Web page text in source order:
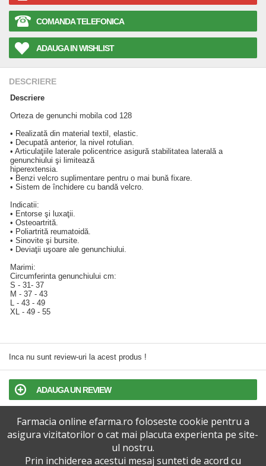
COMANDA TELEFONICA
ADAUGA IN WISHLIST
DESCRIERE
Descriere
Orteza de genunchi mobila cod 128
• Realizată din material textil, elastic.
• Decupată anterior, la nivel rotulian.
• Articulaţiile laterale policentrice asigură stabilitatea laterală a
genunchiului şi limitează
hiperextensia.
• Benzi velcro suplimentare pentru o mai bună fixare.
• Sistem de închidere cu bandă velcro.
Indicatii:
• Entorse şi luxaţii.
• Osteoartrită.
• Poliartrită reumatoidă.
• Sinovite şi bursite.
• Deviaţii uşoare ale genunchiului.
Marimi:
Circumferinta genunchiului cm:
S - 31- 37
M - 37 - 43
L - 43 - 49
XL - 49 - 55
Inca nu sunt review-uri la acest produs !
ADAUGA UN REVIEW
TERMENI SI CONDITII
POLITICA DE CONFIDENTIALITATE
Farmacia online efarma.ro foloseste cookie pentru a
asigura vizitatorilor o cat mai placuta experienta pe site-
ul nostru.
Prin inchiderea acestui mesaj sunteti de acord cu